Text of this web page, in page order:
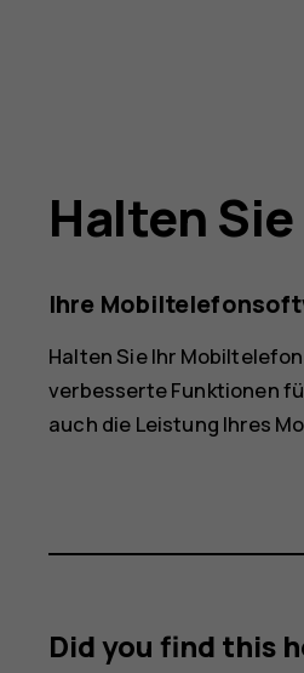
Halten
Ihre
Halten Sie Ihr
verbesserte Funktionen
auch die Leistung Ihres
Did you find this